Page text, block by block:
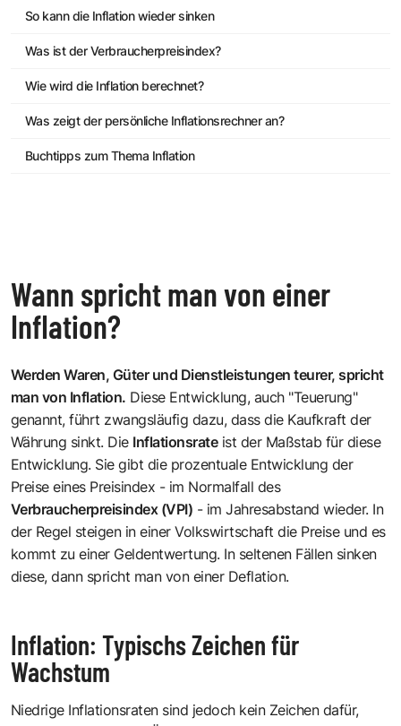
So kann die Inflation wieder sinken
Was ist der Verbraucherpreisindex?
Wie wird die Inflation berechnet?
Was zeigt der persönliche Inflationsrechner an?
Buchtipps zum Thema Inflation
Wann spricht man von einer
Inflation?
Werden Waren, Güter und Dienstleistungen teurer, spricht
man von Inflation. Diese Entwicklung, auch "Teuerung"
genannt, führt zwangsläufig dazu, dass die Kaufkraft der
Währung sinkt. Die Inflationsrateist der Maßstab für diese
Entwicklung. Sie gibt die prozentuale Entwicklung der
Preise eines Preisindex - im Normalfall des
Verbraucherpreisindex (VPI) - im Jahresabstand wieder. In
der Regel steigen in einer Volkswirtschaft die Preise und es
kommt zu einer Geldentwertung. In seltenen Fällen sinken
diese, dann spricht man von einer Deflation.
Inflation: Typischs Zeichen für
Wachstum
Niedrige Inflationsraten sind jedoch kein Zeichen dafür,